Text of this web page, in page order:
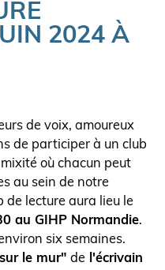
2024 À
de voix, amoureux
de participer à un club
où chacun peut
au sein de notre
de lecture aura lieu le
au GIHP Normandie.
six semaines.
le mur" de l'écrivain